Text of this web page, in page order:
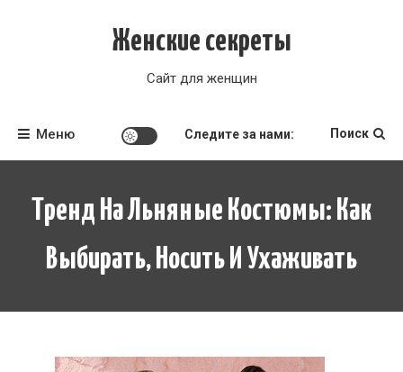
Женские секреты
Сайт для женщин
Меню Следите за нами: Поиск
Тренд На Льняные Костюмы: Как
Выбирать, Носить И Ухаживать